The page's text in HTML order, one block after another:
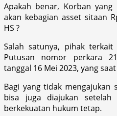
Apakah benar, Korban
akan kebagian asset sitaan
HS ?
Salah satunya, pihak
Putusan nomor perkara
tanggal 16 Mei 2023, yang
Bagi yang tidak mengajukan
bisa juga diajukan setelah
berkekuatan hukum tetap.